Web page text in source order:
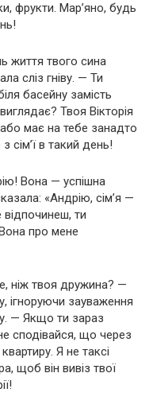
фрукти. Мар’яно, будь
твого сина
сліз гніву. — Ти
басейну замість
Твоя Вікторія
має на тебе занадто
сім’ї в такий день!
Вона — успішна
«Андрію, сім’я —
ти
про мене
ніж твоя дружина? —
ігноруючи зауваження
— Якщо ти зараз
сподівайся, що через
Я не таксі
щоб він вивіз твої